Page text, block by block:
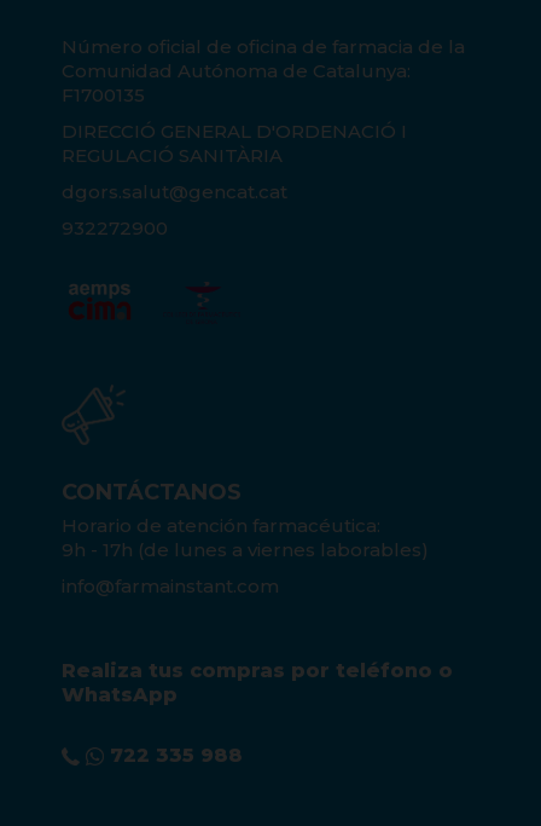
Número oficial de oficina de farmacia de la
Comunidad Autónoma de Catalunya:
F1700135
DIRECCIÓ GENERAL D'ORDENACIÓ I
REGULACIÓ SANITÀRIA
dgors.salut@gencat.cat
932272900
CONTÁCTANOS
Horario de atención farmacéutica:
9h - 17h (de lunes a viernes laborables)
info@farmainstant.com
Realiza tus compras por teléfono o
WhatsApp
722 335 988